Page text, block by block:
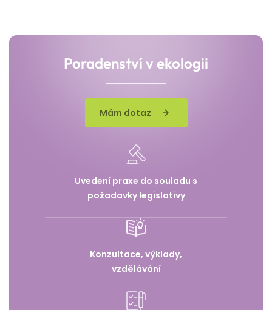
Poradenství v ekologii
Mám dotaz
Uvedení praxe do souladu s
požadavky legislativy
Konzultace, výklady,
vzdělávání